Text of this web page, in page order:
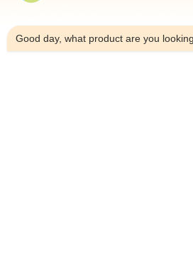
Good day, what product are you